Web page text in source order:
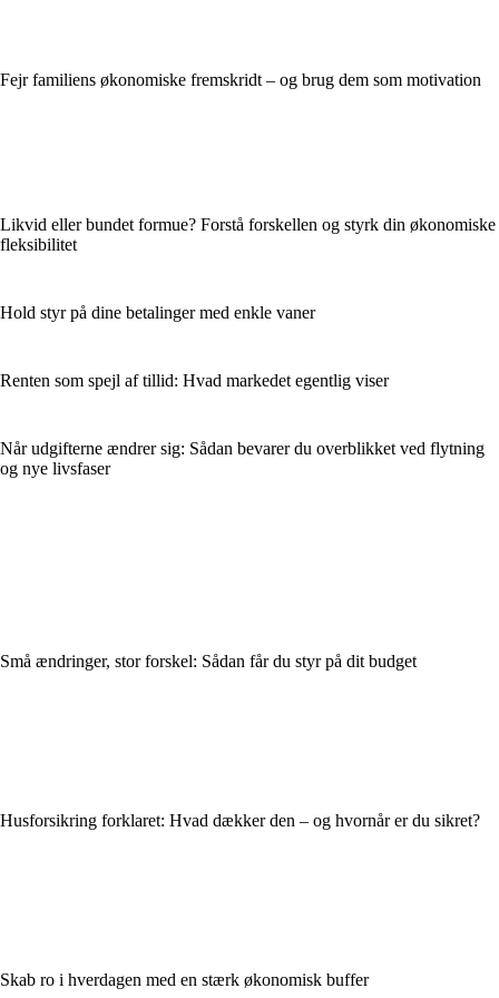
Fejr familiens økonomiske fremskridt – og brug dem som motivation
Likvid eller bundet formue? Forstå forskellen og styrk din økonomiske
fleksibilitet
Hold styr på dine betalinger med enkle vaner
Renten som spejl af tillid: Hvad markedet egentlig viser
Når udgifterne ændrer sig: Sådan bevarer du overblikket ved flytning
og nye livsfaser
Små ændringer, stor forskel: Sådan får du styr på dit budget
Husforsikring forklaret: Hvad dækker den – og hvornår er du sikret?
Skab ro i hverdagen med en stærk økonomisk buffer